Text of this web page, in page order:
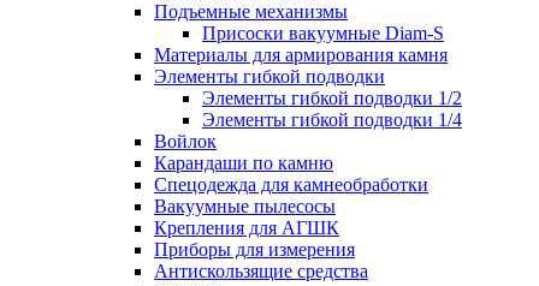
Подъeмные механизмы
Присоски вакуумные Diam-S
Материалы для армирования камня
Элементы гибкой подводки
Элементы гибкой подводки 1/2
Элементы гибкой подводки 1/4
Войлок
Карандаши по камню
Спецодежда для камнеобработки
Вакуумные пылесосы
Крепления для АГШК
Приборы для измерения
Антискользящие средства